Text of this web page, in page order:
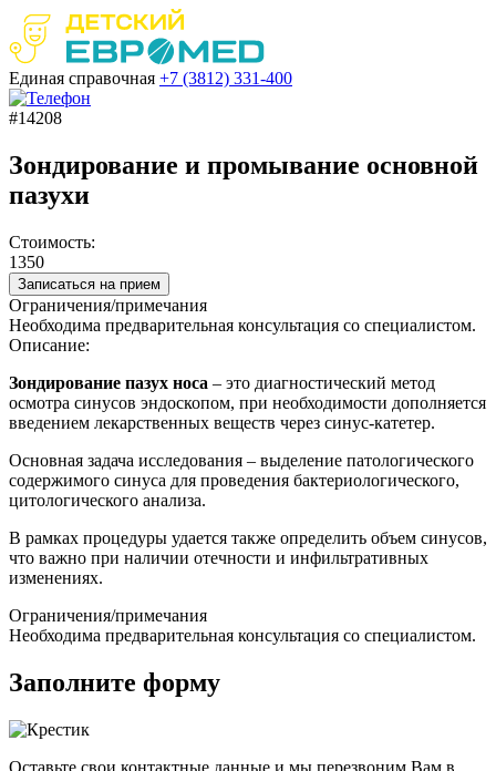
Единая справочная +7 (3812) 331-400
#14208
Зондирование и промывание основной
пазухи
Стоимость:
1350
Записаться на прием
Ограничения/примечания
Необходима предварительная консультация со специалистом.
Описание:
Зондирование пазух носа – это диагностический метод
осмотра синусов эндоскопом, при необходимости дополняется
введением лекарственных веществ через синус-катетер.
Основная задача исследования – выделение патологического
содержимого синуса для проведения бактериологического,
цитологического анализа.
В рамках процедуры удается также определить объем синусов,
что важно при наличии отечности и инфильтративных
изменениях.
Ограничения/примечания
Необходима предварительная консультация со специалистом.
Заполните форму
Оставьте свои контактные данные и мы перезвоним Вам в